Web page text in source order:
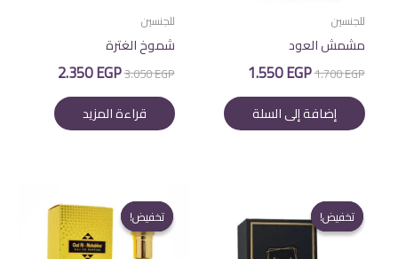
للجنسين
مشمش العود
1.700EGP السعر
الأصلي
هو:
1.700 EGP.
1.550EGP
هو:
1.550 EGP. إضافة إلى السلة
للجنسين
شموخ الغترة
3.050EGP السعر
الأصلي
هو:
3.050 EGP.
2.350EGP
هو:
2.350 EGP. قراءة المزيد
تخفيض!
تخفيض! تخفيض!
تخفيض!